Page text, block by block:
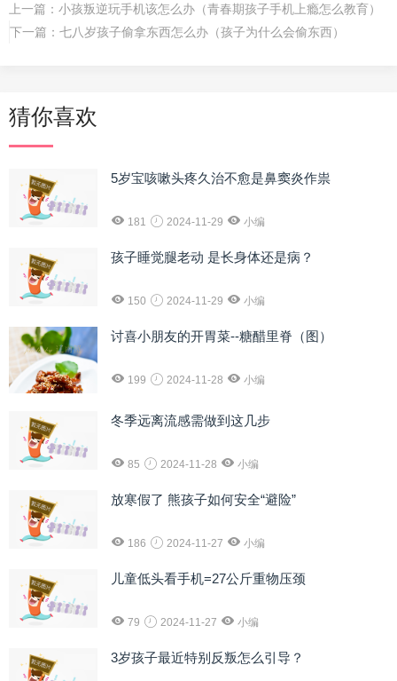
上一篇： 小孩叛逆玩手机该怎么办（青春期孩子手机上瘾怎么教育）
下一篇： 七八岁孩子偷拿东西怎么办（孩子为什么会偷东西）
猜你喜欢
5岁宝咳嗽头疼久治不愈是鼻窦炎作祟
181 2024-11-29 小编
孩子睡觉腿老动 是长身体还是病？
150 2024-11-29 小编
讨喜小朋友的开胃菜--糖醋里脊（图）
199 2024-11-28 小编
冬季远离流感需做到这几步
85 2024-11-28 小编
放寒假了 熊孩子如何安全“避险”
186 2024-11-27 小编
儿童低头看手机=27公斤重物压颈
79 2024-11-27 小编
3岁孩子最近特别反叛怎么引导？